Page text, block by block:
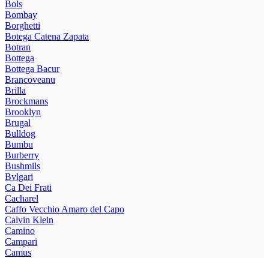
Bols
Bombay
Borghetti
Botega Catena Zapata
Botran
Bottega
Bottega Bacur
Brancoveanu
Brilla
Brockmans
Brooklyn
Brugal
Bulldog
Bumbu
Burberry
Bushmils
Bvlgari
Ca Dei Frati
Cacharel
Caffo Vecchio Amaro del Capo
Calvin Klein
Camino
Campari
Camus